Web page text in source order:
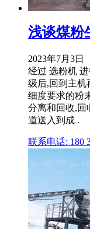
浅谈煤粉
2023年7月3
经过 选粉机
级后,回到主机
细度要求的粉
分离和回收,回
道送入到成 .
联系电话: 180